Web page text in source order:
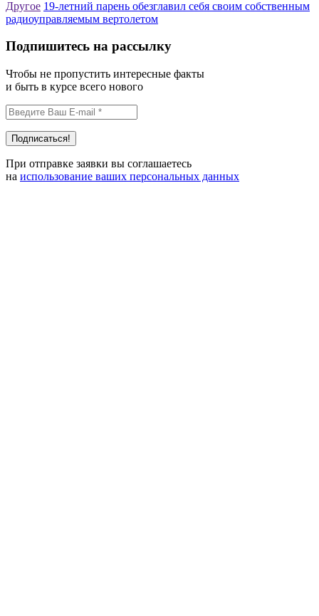
Другое 19-летний парень обезглавил себя своим собственным
радиоуправляемым вертолетом
Подпишитесь на рассылку
Чтобы не пропустить интересные факты
и быть в курсе всего нового
При отправке заявки вы соглашаетесь
на использование ваших персональных данных